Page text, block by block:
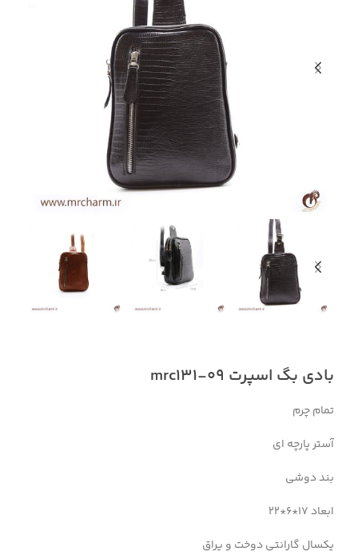
بادی بگ اسپرت mrc131-09
تمام چرم
آستر پارچه ای
بند دوشی
ابعاد 17*6*22
یکسال گارانتی دوخت و یراق